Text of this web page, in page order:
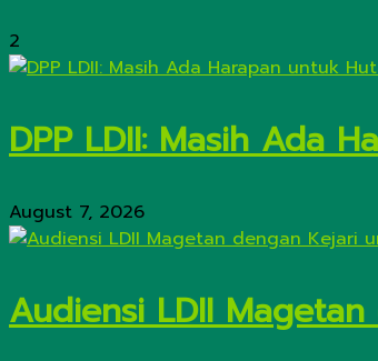
2
DPP LDII: Masih Ada
August 7, 2026
Audiensi LDII